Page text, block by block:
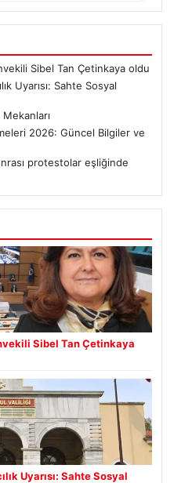
Sibel Tan Çetinkaya oldu
Uyarısı: Sahte Sosyal
2026: Güncel Bilgiler ve
protestolar eşliğinde
Sibel Tan Çetinkaya
Uyarısı: Sahte Sosyal